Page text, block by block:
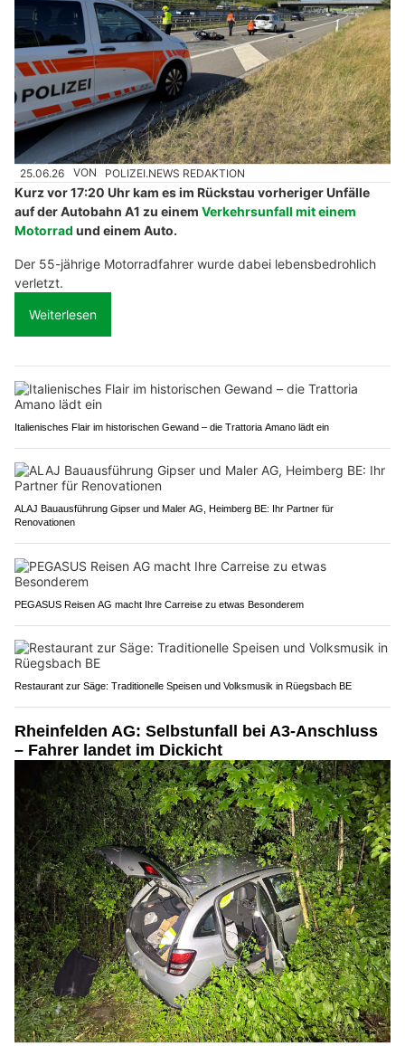
25.06.26 VON POLIZEI.NEWS REDAKTION
Kurz vor 17:20 Uhr kam es im Rückstau vorheriger Unfälle
auf der Autobahn A1 zu einem Verkehrsunfall mit einem
Motorrad und einem Auto.
Der 55-jährige Motorradfahrer wurde dabei lebensbedrohlich
verletzt.
Weiterlesen
Italienisches Flair im historischen Gewand – die Trattoria Amano lädt ein
ALAJ Bauausführung Gipser und Maler AG, Heimberg BE: Ihr Partner für
Renovationen
PEGASUS Reisen AG macht Ihre Carreise zu etwas Besonderem
Restaurant zur Säge: Traditionelle Speisen und Volksmusik in Rüegsbach BE
Rheinfelden AG: Selbstunfall bei A3-Anschluss
– Fahrer landet im Dickicht